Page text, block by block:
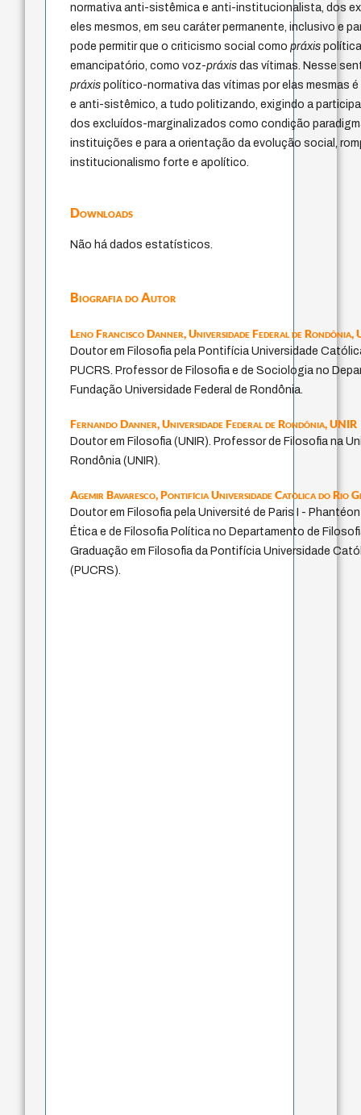
normativa anti-sistêmica e anti-institucionalista, dos
eles mesmos, em seu caráter permanente, inclusivo e
pode permitir que o criticismo social comopráxis
emancipatório, como voz-práxis das vítimas. Nesse
práxis político-normativa das vítimas por elas mesmas
e anti-sistêmico, a tudo politizando, exigindo a
dos excluídos-marginalizados como condição
instituições e para a orientação da evolução social,
institucionalismo forte e apolítico.
Downloads
Não há dados estatísticos.
Biografia do Autor
Leno Francisco Danner,Universidade Federal de Rondônia,
Doutor em Filosofia pela Pontifícia Universidade
PUCRS. Professor de Filosofia e de Sociologia no
Fundação Universidade Federal de Rondônia.
Fernando Danner,Universidade Federal de Rondônia, UNIR
Doutor em Filosofia (UNIR). Professor de Filosofia na
Rondônia (UNIR).
Agemir Bavaresco,Pontifícia Universidade Católica do Rio
Doutor em Filosofia pela Université de Paris I -
Ética e de Filosofia Política no Departamento de
Graduação em Filosofia da Pontifícia Universidade
(PUCRS).